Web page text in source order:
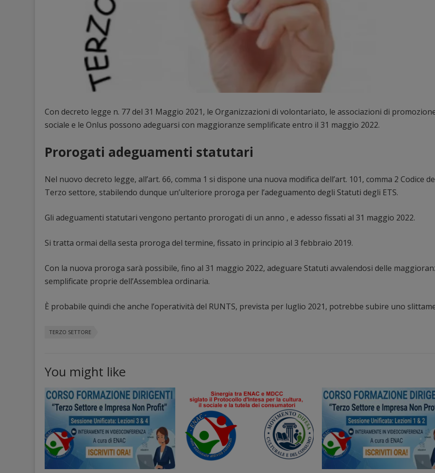
Con decreto legge n. 77 del 31 Maggio 2021, le Organizzazioni di volontariato, le associazioni di
sociale e le Onlus possono adeguarsi con maggioranze semplificate entro il 31 maggio 2022.
Prorogati adeguamenti statutari
Nel nuovo decreto legge, all’art. 66, comma 1 si dispone una nuova modifica dell’art. 101, comma 2 Codice
Terzo settore, stabilendo dunque un’ulteriore proroga per l’adeguamento degli Statuti degli ETS.
Gli adeguamenti statutari vengono pertanto prorogati di un anno , e adesso fissati al 31 maggio 2022.
Si tratta ormai della sesta proroga del termine, fissato in principio al 3 febbraio 2019.
Con la nuova proroga sarà possibile, fino al 31 maggio 2022, adeguare Statuti avvalendosi delle
semplificate proprie dell’Assemblea ordinaria.
È probabile quindi che anche l’operatività del RUNTS, prevista per luglio 2021, potrebbe subire uno
TERZO SETTORE
You might like